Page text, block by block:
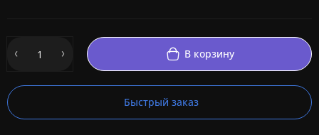
В корзину
Быстрый заказ